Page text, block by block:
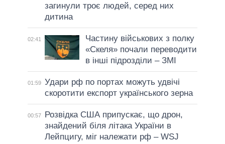
загинули троє людей, серед них
дитина
02:41
Частину військових з полку
«Скеля» почали переводити
в інші підрозділи – ЗМІ
01:59 Удари рф по портах можуть удвічі
скоротити експорт українського зерна
00:57
Розвідка США припускає, що дрон,
знайдений біля літака України в
Лейпцигу, міг належати рф – WSJ